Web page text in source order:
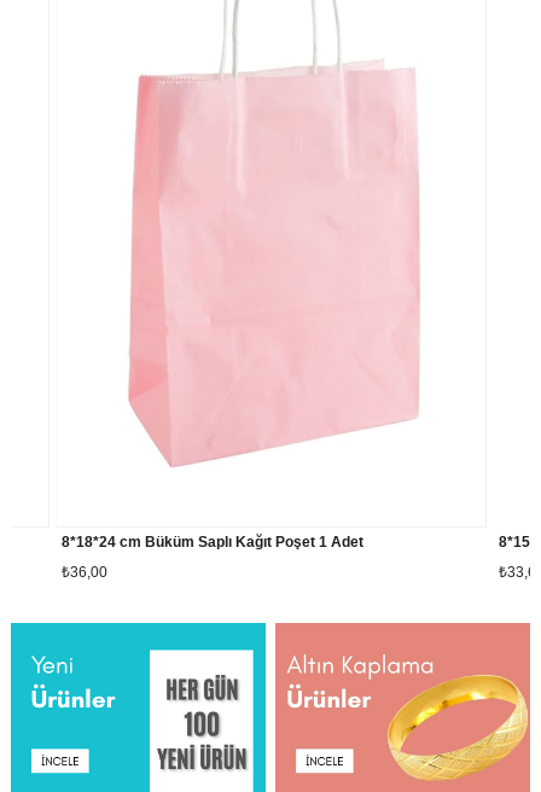
8*15*20 cm Büküm Saplı Kağıt Poşet 1 Adet